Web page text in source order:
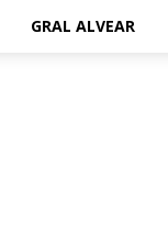
GRAL ALVEAR